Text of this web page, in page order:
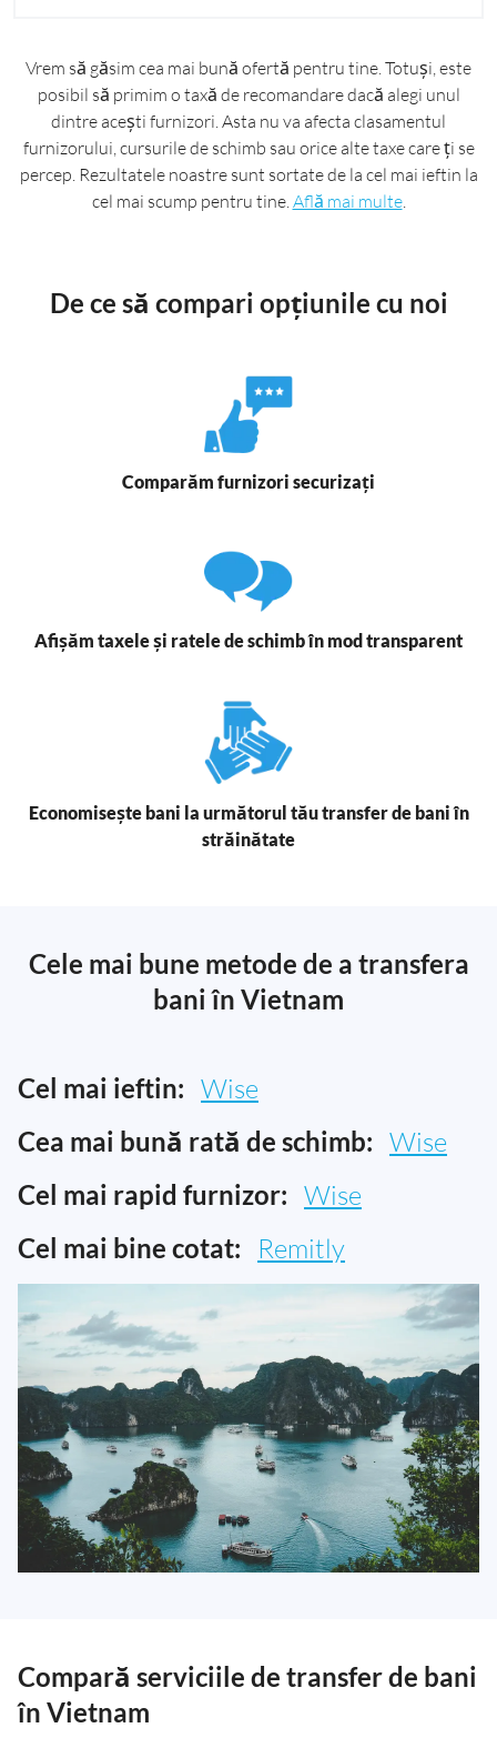
Vrem să găsim cea mai bună ofertă pentru tine. Totuși, este
posibil să primim o taxă de recomandare dacă alegi unul
dintre acești furnizori. Asta nu va afecta clasamentul
furnizorului, cursurile de schimb sau orice alte taxe care ți se
percep. Rezultatele noastre sunt sortate de la cel mai ieftin la
cel mai scump pentru tine.Află mai multe.
De ce să compari opțiunile cu noi
Comparăm furnizori securizați
Afișăm taxele și ratele de schimb în mod transparent
Economisește bani la următorul tău transfer de bani în
străinătate
Cele mai bune metode de a transfera
bani în Vietnam
Cel mai ieftin: Wise
Cea mai bună rată de schimb: Wise
Cel mai rapid furnizor: Wise
Cel mai bine cotat: Remitly
Compară serviciile de transfer de bani
în Vietnam